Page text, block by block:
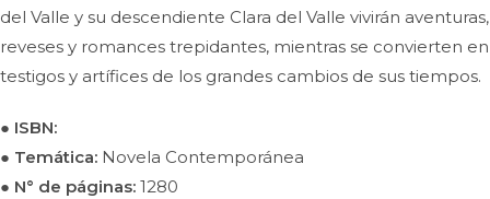
del Valle y su descendiente Clara del Valle vivirán aventuras,
reveses y romances trepidantes, mientras se convierten en
testigos y artífices de los grandes cambios de sus tiempos.
● ISBN:
● Temática: Novela Contemporánea
● N° de páginas: 1280